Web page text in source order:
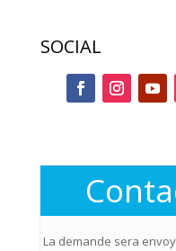
SOCIAL
La demande sera